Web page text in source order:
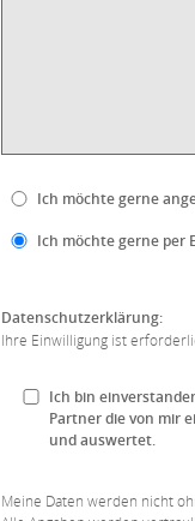
Ich möchte gerne
Ich möchte gerne per
Datenschutzerklärung:
Ihre Einwilligung ist
Ich bin
Partner die von mir
und auswertet.
Meine Daten werden nicht